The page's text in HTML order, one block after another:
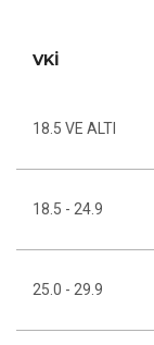
VKİ
18.5 VE ALTI
18.5 - 24.9
25.0 - 29.9